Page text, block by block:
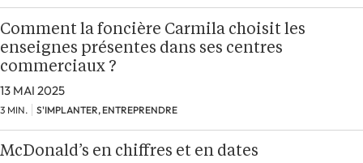
Comment la foncière Carmila choisit les
enseignes présentes dans ses centres
commerciaux ?
13 MAI 2025
3 MIN. S'IMPLANTER, ENTREPRENDRE
McDonald’s en chiffres et en dates